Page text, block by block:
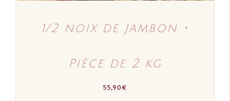
1/2 noix de Jambon ･
Pièce de 2 kg
55,90€